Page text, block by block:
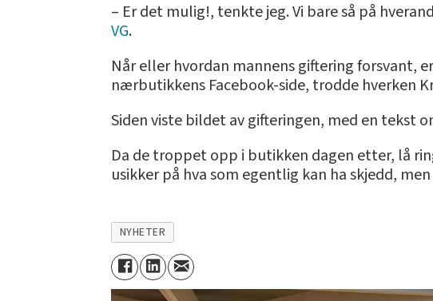
– Er det mulig!, tenkte jeg. Vi bare så på
VG.
Når eller hvordan mannens giftering forsvant,
nærbutikkens Facebook-side, trodde hverken
Siden viste bildet av gifteringen, med en tekst
Da de troppet opp i butikken dagen etter, lå
usikker på hva som egentlig kan ha skjedd,
NYHETER